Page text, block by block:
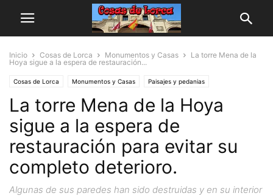
Inicio Cosas de Lorca Monumentos y Casas
La torre Mena de la
Hoya sigue a la espera de restauración...
Cosas de Lorca Monumentos y Casas Paisajes y pedanias
La torre Mena de la Hoya
sigue a la espera de
restauración para evitar su
completo deterioro.
Algunas de sus paredes han sido destruidas y en su interior